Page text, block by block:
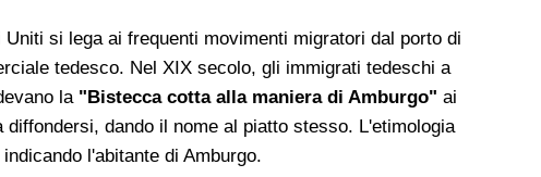
si lega ai frequenti movimenti migratori dal porto di
tedesco. Nel XIX secolo, gli immigrati tedeschi a
la "Bistecca cotta alla maniera di Amburgo" ai
dando il nome al piatto stesso. L'etimologia
l'abitante di Amburgo.